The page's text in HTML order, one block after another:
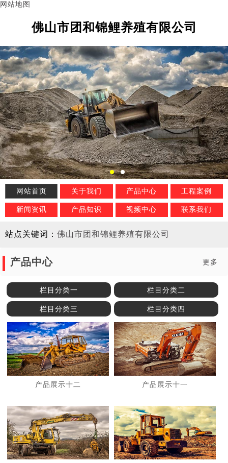
网站地图
佛山市团和锦鲤养殖有限公司
网站首页 关于我们 产品中心 工程案例
新闻资讯 产品知识 视频中心 联系我们
站点关键词： 佛山市团和锦鲤养殖有限公司
产品中心 更多
栏目分类一 栏目分类二
栏目分类三 栏目分类四
产品展示十二 产品展示十一